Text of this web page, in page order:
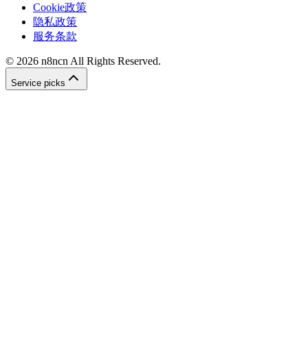
Cookie政策
隐私政策
服务条款
© 2026 n8ncn All Rights Reserved.
Service picks